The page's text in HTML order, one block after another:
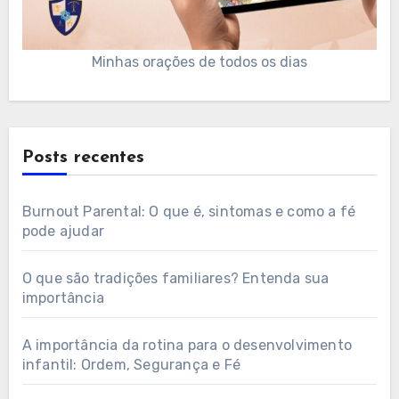
Minhas orações de todos os dias
Posts recentes
Burnout Parental: O que é, sintomas e como a fé
pode ajudar
O que são tradições familiares? Entenda sua
importância
A importância da rotina para o desenvolvimento
infantil: Ordem, Segurança e Fé